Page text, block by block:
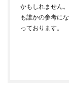
かもしれません
も誰かの参考に
っております。